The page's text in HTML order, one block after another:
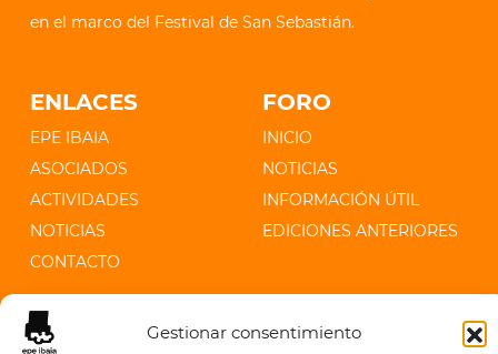
Gestionar consentimiento
en el marco del Festival de San Sebastián.
ENLACES
EPE IBAIA
ASOCIADOS
ACTIVIDADES
NOTICIAS
CONTACTO
FORO
INICIO
NOTICIAS
INFORMACIÓN ÚTIL
EDICIONES ANTERIORES
CONTACTO